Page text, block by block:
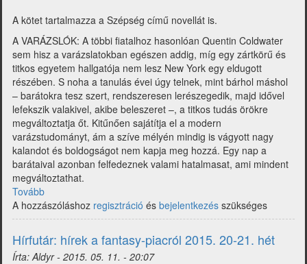
A kötet tartalmazza a Szépség című novellát is.
A VARÁZSLÓK: A többi fiatalhoz hasonlóan Quentin Coldwater
sem hisz a varázslatokban egészen addig, míg egy zártkörű és
titkos egyetem hallgatója nem lesz New York egy eldugott
részében. S noha a tanulás évei úgy telnek, mint bárhol máshol
– barátokra tesz szert, rendszeresen lerészegedik, majd idővel
lefekszik valakivel, akibe beleszeret –, a titkos tudás örökre
megváltoztatja őt. Kitűnően sajátítja el a modern
varázstudományt, ám a szíve mélyén mindig is vágyott nagy
kalandot és boldogságot nem kapja meg hozzá. Egy nap a
barátaival azonban felfedeznek valami hatalmasat, ami mindent
megváltoztathat.
Tovább
kiadó:
Könyvheti
megjelenések
2015)
A hozzászóláshoz regisztráció és bejelentkezés szükséges
Hírfutár: hírek a fantasy-piacról 2015. 20-21. hét
Írta:Aldyr- 2015. 05. 11. - 20:07